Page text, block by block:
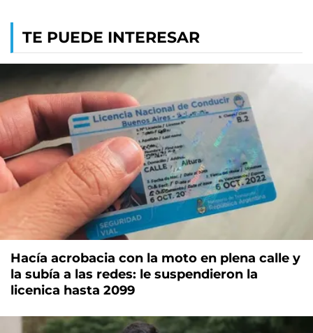
TE PUEDE INTERESAR
Hacía acrobacia con la moto en plena calle y
la subía a las redes: le suspendieron la
licenica hasta 2099